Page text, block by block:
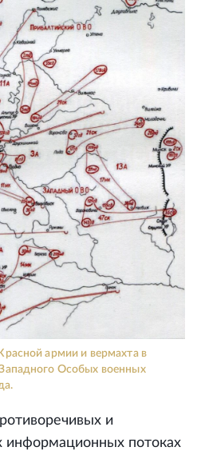
армии и вермахта в
Особых военных
и
потоках